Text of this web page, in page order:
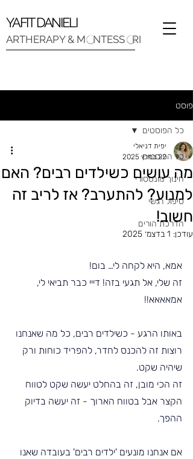
YAFIT DANIELI
ARTHERAPY & M NTESS RI
פוסט
כל הפוסטים
חינוך מונטסורי
טיפול רגשי
הדרכת הורים
כל הפוסטים
מה עושים כשילדים רבים? האם
למנוע? להתערב? אז לריב זה
חשוב!
יפית דניאלי
22 במרץ 2025
עודכן: 1 בדצמ׳ 2025
אמא, היא לקחה לי… בום!
זה שלי, אל תגעי בזה! דייי כבר תביאי לי,
אמאאאא!!
באותו הרגע - כשילדים רבים, כל מה שאנחנו
רוצות זה להכנס לחדר, להפריד כוחות ורק
שיהיה שקט.
זה הכי מובן, זה בהחלט יעשה שקט לטווח
הקצר אבל בטווח הארוך - זה יעשה בדיוק
ההפך.
אם אנחנו מונעים 'ילדים רבים' בעובדה שאנו